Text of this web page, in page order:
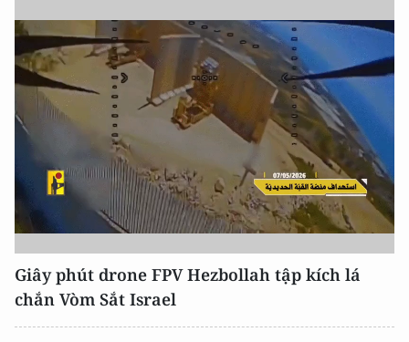
Giây phút drone FPV Hezbollah tập kích lá
chắn Vòm Sắt Israel
Hãy hỏi tôi bất kỳ điều gì bạn cần biết về
An Ninh Thủ Đô nhé. Tôi sẵn sàng hỗ trợ!